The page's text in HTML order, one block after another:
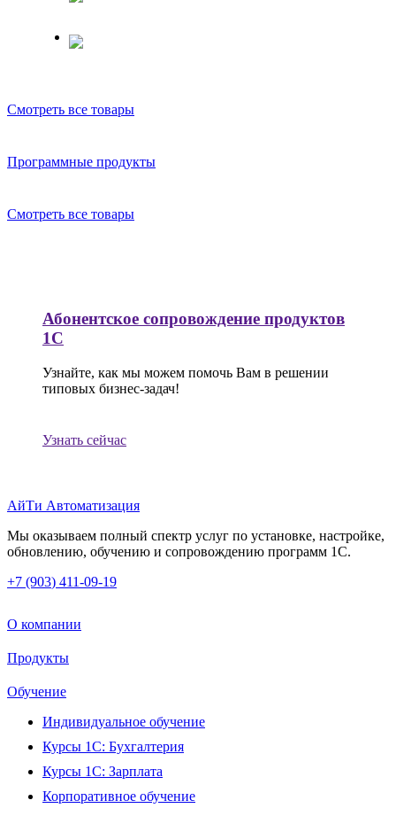
Смотреть все товары
Программные продукты
Смотреть все товары
Абонентское сопровождение продуктов
1C
Узнайте, как мы можем помочь Вам в решении
типовых бизнес-задач!
Узнать сейчас
АйТи Автоматизация
Мы оказываем полный спектр услуг по установке, настройке,
обновлению, обучению и сопровождению программ 1С.
+7 (903) 411-09-19
О компании
Продукты
Обучение
Индивидуальное обучение
Курсы 1С: Бухгалтерия
Курсы 1С: Зарплата
Корпоративное обучение